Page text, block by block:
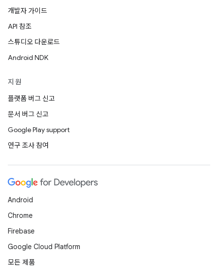
개발자 가이드
API 참조
스튜디오 다운로드
Android NDK
지원
플랫폼 버그 신고
문서 버그 신고
Google Play support
연구 조사 참여
Android
Chrome
Firebase
Google Cloud Platform
모든 제품